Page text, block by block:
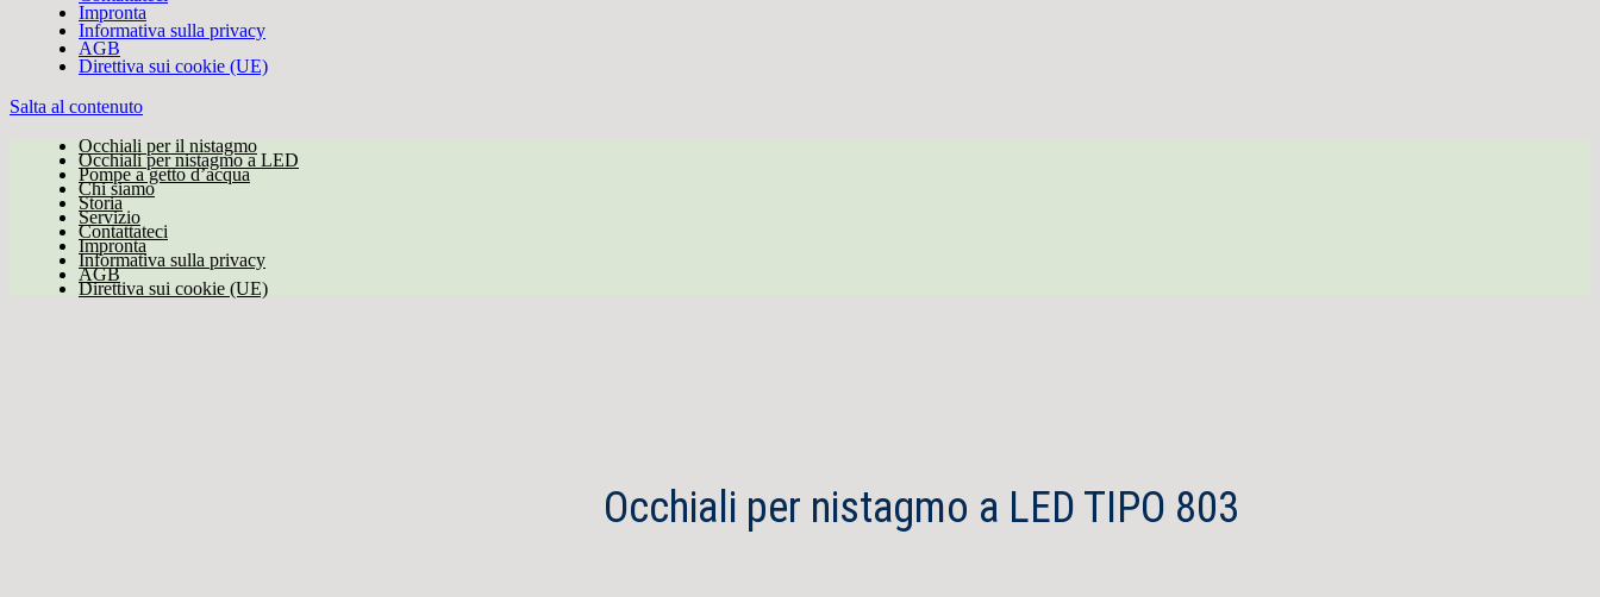
Impronta
Informativa sulla privacy
AGB
Direttiva sui cookie (UE)
Salta al contenuto
Occhiali per il nistagmo
Occhiali per nistagmo a LED
Pompe a getto d’acqua
Chi siamo
Storia
Servizio
Contattateci
Impronta
Informativa sulla privacy
AGB
Direttiva sui cookie (UE)
Occhiali per nistagmo a LED TIPO 803